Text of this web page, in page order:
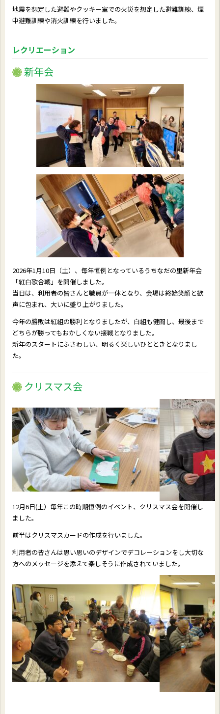
地震を想定した避難やクッキー室での火災を想定した避難訓練、煙
中避難訓練や消火訓練を行いました。
レクリエーション
新年会
2026年1月10日（土）、毎年恒例となっているうちなだの里新年会
「紅白歌合戦」を開催しました。
当日は、利用者の皆さんと職員が一体となり、会場は終始笑顔と歓
声に包まれ、大いに盛り上がりました。
今年の勝敗は紅組の勝利となりましたが、白組も健闘し、最後まで
どちらが勝ってもおかしくない接戦となりました。
新年のスタートにふさわしい、明るく楽しいひとときとなりまし
た。
クリスマス会
12月6日(土）毎年この時期恒例のイベント、クリスマス会を開催し
ました。
前半はクリスマスカードの作成を行いました。
利用者の皆さんは思い思いのデザインでデコレーションをし大切な
方へのメッセージを添えて楽しそうに作成されていました。